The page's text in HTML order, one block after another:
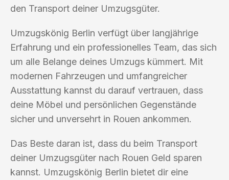
den Transport deiner Umzugsgüter.
Umzugskönig Berlin verfügt über langjährige
Erfahrung und ein professionelles Team, das sich
um alle Belange deines Umzugs kümmert. Mit
modernen Fahrzeugen und umfangreicher
Ausstattung kannst du darauf vertrauen, dass
deine Möbel und persönlichen Gegenstände
sicher und unversehrt in Rouen ankommen.
Das Beste daran ist, dass du beim Transport
deiner Umzugsgüter nach Rouen Geld sparen
kannst. Umzugskönig Berlin bietet dir eine